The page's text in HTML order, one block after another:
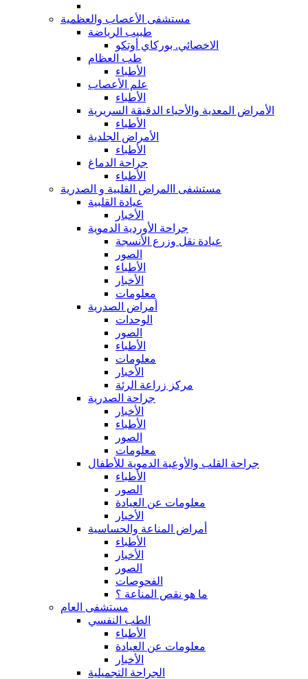
مستشفى الأعصاب والعظمية
طبيب الرياضة
الاخصائي. بوركاي أوتكو
طب العظام
الأطباء
علم الأعصاب
الأطباء
الأمراض المعدية والأحياء الدقيقة السريرية
الأطباء
الأمراض الجلدية
الأطباء
جراحة الدماغ
الأطباء
مستشفى االمراض القلبية و الصدرية
عيادة القلبية
الأخبار
جراحة الأوردية الدموية
عيادة نقل وزرع الأنسجة
الصور
الأطباء
الأخبار
معلومات
أمراض الصدرية
الوحدات
الصور
الأطباء
معلومات
الأخبار
مركز زراعة الرئة
جراحة الصدرية
الأخبار
الأطباء
الصور
معلومات
جراحة القلب والأوعية الدموية للأطفال
الأطباء
الصور
معلومات عن العيادة
الأخبار
أمراض المناعة والحساسية
الأطباء
الأخبار
الصور
الفحوصات
ما هو نقص المناعة ؟
مستشفى العام
الطب النفسي
الأطباء
معلومات عن العيادة
الأخبار
الجراحة التجميلية